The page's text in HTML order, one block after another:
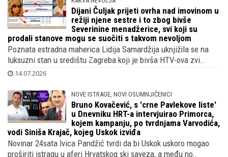
15.07.2026
KAKVA NEVOLJA
Dijani Čuljak prijeti ovrha nad imovinom u
režiji njene sestre i to zbog bivše
Severinine menadžerice, svi koji su
prodali stanove mogu se suočiti s takvom nevoljom
Poznata estradna maherica Lidija Samardžija uknjižila se na
luksuzni stan u središtu Zagreba koji je bivša HTV-ova zvi..
14.07.2026
NOVE ISTRAGE, NOVI OSUMNJIČENICI
Bruno Kovačević, s 'crne Pavlekove liste'
u Dnevniku HRT-a intervjuirao Primorca,
kojem kampanju, po tvrdnjama Varvodića,